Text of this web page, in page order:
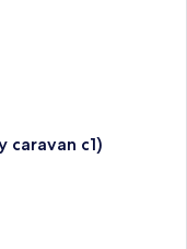
caravan c1)